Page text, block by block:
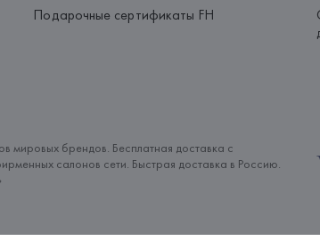
Подарочные сертификаты FH
мировых брендов. Бесплатная доставка с
салонов сети. Быстрая доставка в Россию.